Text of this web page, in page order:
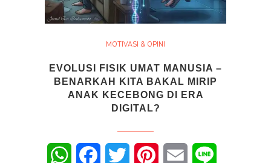
MOTIVASI & OPINI
EVOLUSI FISIK UMAT MANUSIA –
BENARKAH KITA BAKAL MIRIP
ANAK KECEBONG DI ERA
DIGITAL?
WhatsAppFacebookTwitter PinterestEmail